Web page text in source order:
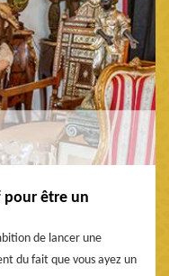
être un
de lancer une
du fait que vous ayez un